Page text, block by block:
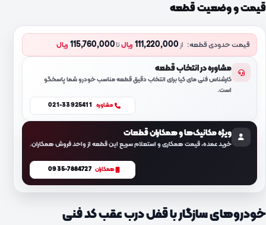
قیمت و وضعیت قطعه
قیمت حدودی قطعه: از111,220,000 ریالتا115,760,000 ریال
مشاوره در انتخاب قطعه
کارشناس فنی مای کیا برای انتخاب دقیق قطعه مناسب خودرو شما پاسخگو
است.
مشاوره 021-33925411
ویژه مکانیک‌ها و همکاران قطعات
خرید عمده، قیمت همکاری و استعلام سریع این قطعه از واحد فروش همکاران.
همکاران 0935-7884727
خودروهای سازگار با قفل درب عقب کد فنی